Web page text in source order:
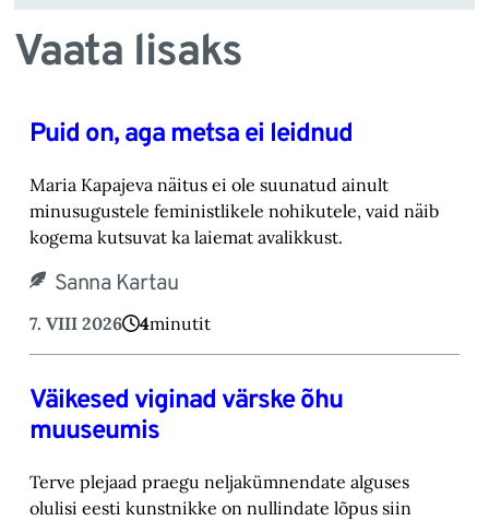
Vaata lisaks
Puid on, aga metsa ei leidnud
Maria Kapajeva näitus ei ole suunatud ainult
minusugustele feministlikele nohikutele, vaid ‎näib
kogema kutsuvat ka laiemat avalikkust.‎
Sanna Kartau
7. VIII 2026 4minutit
Väikesed viginad värske õhu
muuseumis
Terve plejaad praegu neljakümnendate alguses
olulisi eesti kunstnikke on nullindate lõpus ‎siin